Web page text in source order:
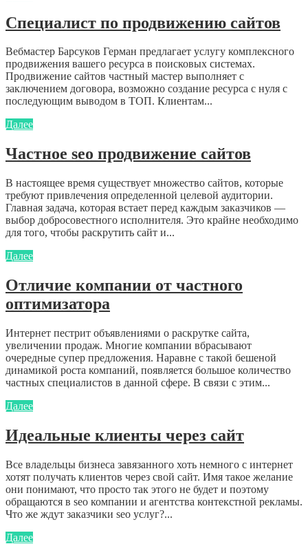
Специалист по продвижению сайтов
Вебмастер Барсуков Герман предлагает услугу комплексного
продвижения вашего ресурса в поисковых системах.
Продвижение сайтов частный мастер выполняет с
заключением договора, возможно создание ресурса с нуля с
последующим выводом в ТОП. Клиентам...
Далее
Частное seo продвижение сайтов
В настоящее время существует множество сайтов, которые
требуют привлечения определенной целевой аудитории.
Главная задача, которая встает перед каждым заказчиков —
выбор добросовестного исполнителя. Это крайне необходимо
для того, чтобы раскрутить сайт и...
Далее
Отличие компании от частного
оптимизатора
Интернет пестрит объявлениями о раскрутке сайта,
увеличении продаж. Многие компании вбрасывают
очередные супер предложения. Наравне с такой бешеной
динамикой роста компаний, появляется большое количество
частных специалистов в данной сфере. В связи с этим...
Далее
Идеальные клиенты через сайт
Все владельцы бизнеса завязанного хоть немного с интернет
хотят получать клиентов через свой сайт. Имя такое желание
они понимают, что просто так этого не будет и поэтому
обращаются в seo компании и агентства контекстной рекламы.
Что же ждут заказчики seo услуг?...
Далее